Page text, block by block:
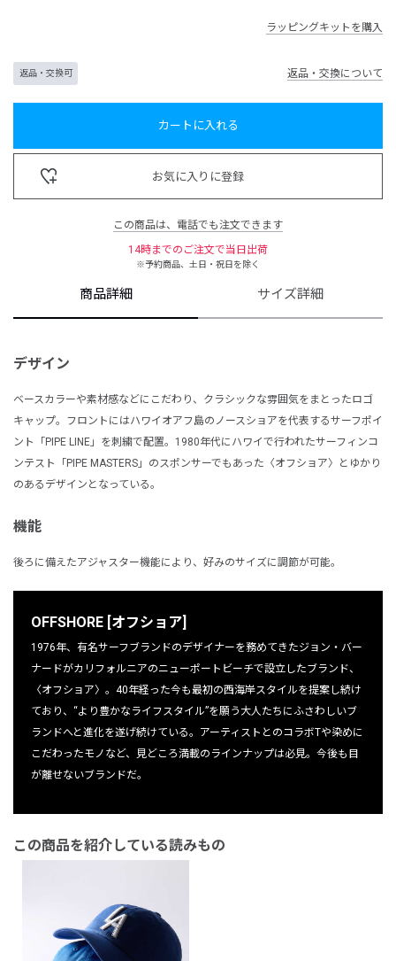
ラッピングキットを購入
返品・交換可 返品・交換について
カートに入れる
お気に入りに登録
この商品は、電話でも注文できます
14時までのご注文で当日出荷
※予約商品、土日・祝日を除く
商品詳細 サイズ詳細
デザイン
ベースカラーや素材感などにこだわり、クラシックな雰囲気をまとったロゴ
キャップ。フロントにはハワイオアフ島のノースショアを代表するサーフポイ
ント「PIPE LINE」を刺繍で配置。1980年代にハワイで行われたサーフィンコ
ンテスト「PIPE MASTERS」のスポンサーでもあった〈オフショア〉とゆかり
のあるデザインとなっている。
機能
後ろに備えたアジャスター機能により、好みのサイズに調節が可能。
OFFSHORE [オフショア]
1976年、有名サーフブランドのデザイナーを務めてきたジョン・バー
ナードがカリフォルニアのニューポートビーチで設立したブランド、
〈オフショア〉。40年経った今も最初の西海岸スタイルを提案し続け
ており、“より豊かなライフスタイル”を願う大人たちにふさわしいブ
ランドへと進化を遂げ続けている。アーティストとのコラボTや染めに
こだわったモノなど、見どころ満載のラインナップは必見。今後も目
が離せないブランドだ。
この商品を紹介している読みもの